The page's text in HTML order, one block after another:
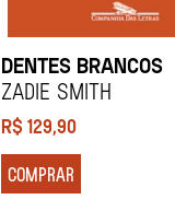
DENTES BRANCOS
Zadie Smith
R$129,90
COMPRAR